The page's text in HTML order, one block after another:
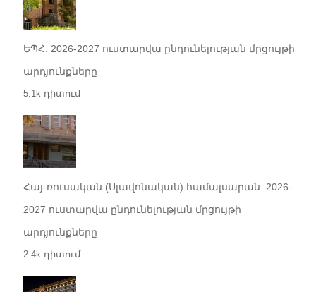
ԵՊՀ. 2026-2027 ուստարվա ընդունելության մրցույթի
արդյունքները
5.1k դիտում
Հայ-ռուսական (Սլավոնական) համալսարան. 2026-
2027 ուստարվա ընդունելության մրցույթի
արդյունքները
2.4k դիտում